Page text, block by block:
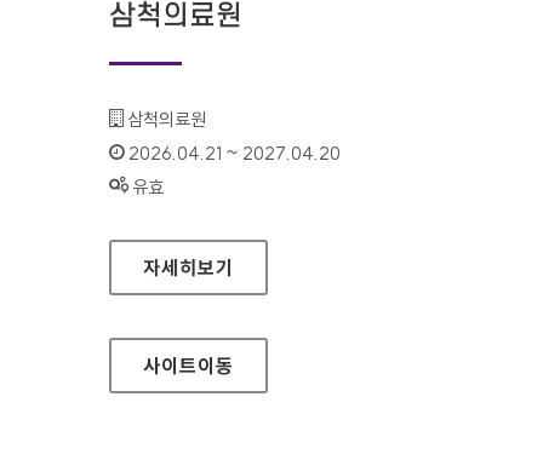
삼척의료원
기관명 :
삼척의료원
인증기간 :
2026.04.21 ~ 2027.04.20
상태 :
유효
삼척의료원
자세히보기
사이트이동